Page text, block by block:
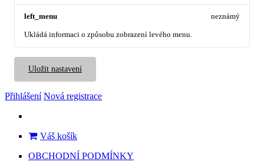
left_menu
Ukládá informaci o způsobu zobrazení levého menu.
neznámý
Uložit nastavení
Přihlášení Nová registrace
Váš košík
OBCHODNÍ PODMÍNKY